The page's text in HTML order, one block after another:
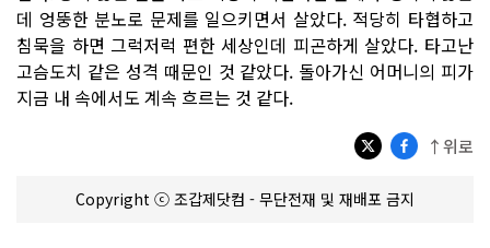
데 엉뚱한 분노로 문제를 일으키면서 살았다. 적당히 타협하고
침묵을 하면 그럭저럭 편한 세상인데 피곤하게 살았다. 타고난
고슴도치 같은 성격 때문인 것 같았다. 돌아가신 어머니의 피가
지금 내 속에서도 계속 흐르는 것 같다.
↑위로
Copyright ⓒ 조갑제닷컴 - 무단전재 및 재배포 금지